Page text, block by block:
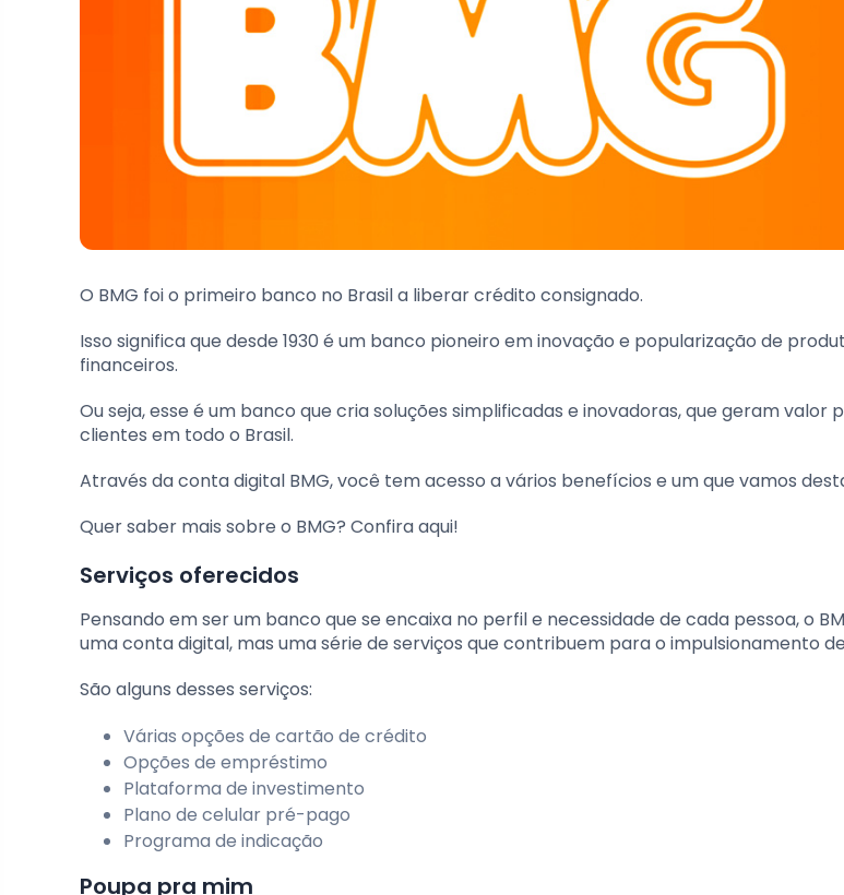
O BMG foi o primeiro banco no Brasil a liberar crédito consignado.
Isso significa que desde 1930 é um banco pioneiro em inovação e popularização de
financeiros.
Ou seja, esse é um banco que cria soluções simplificadas e inovadoras, que geram valor
clientes em todo o Brasil.
Através da conta digital BMG, você tem acesso a vários benefícios e um que vamos
Quer saber mais sobre o BMG? Confira aqui!
Serviços oferecidos
Pensando em ser um banco que se encaixa no perfil e necessidade de cada pessoa, o
uma conta digital, mas uma série de serviços que contribuem para o impulsionamento
São alguns desses serviços:
Várias opções de cartão de crédito
Opções de empréstimo
Plataforma de investimento
Plano de celular pré-pago
Programa de indicação
Poupa pra mim